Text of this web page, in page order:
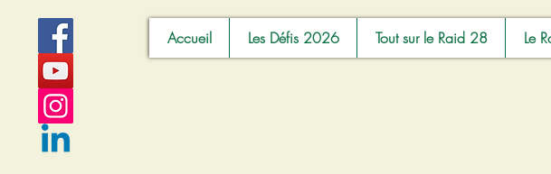
Accueil Les Défis 2026 Tout sur le Raid 28 Le